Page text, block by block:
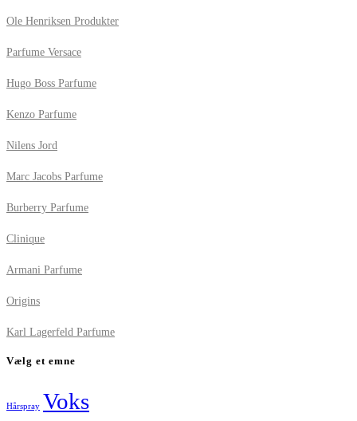
Ole Henriksen Produkter
Parfume Versace
Hugo Boss Parfume
Kenzo Parfume
Nilens Jord
Marc Jacobs Parfume
Burberry Parfume
Clinique
Armani Parfume
Origins
Karl Lagerfeld Parfume
Vælg et emne
Hårspray Voks